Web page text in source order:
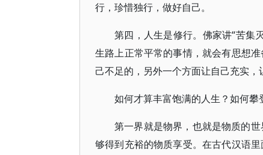
行，珍惜独行，做好自己。
第四，人生是修行。佛家讲“苦集
生路上正常平常的事情，就会有思想
己不足的，另外一个方面让自己充实，
如何才算丰富饱满的人生？如何攀
第一界就是物界，也就是物质的
够得到充裕的物质享受。在古代汉语